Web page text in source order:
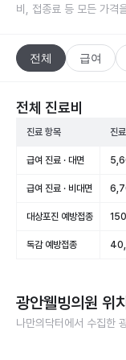
비, 접종료 등 모든 가격
전체 급여
전체 진료비
진료 항목 진료
급여 진료 · 대면
급여 진료 · 비대면
대상포진 예방접종
독감 예방접종
광안웰빙의원 위
나만의닥터에서 수집한